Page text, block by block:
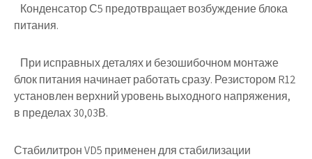
Конденсатор С5 предотвращает возбуждение блока
питания.
При исправных деталях и безошибочном монтаже
блок питания начинает работать сразу. Резистором R12
установлен верхний уровень выходного напряжения,
в пределах 30,03В.
Стабилитрон VD5 применен для стабилизации